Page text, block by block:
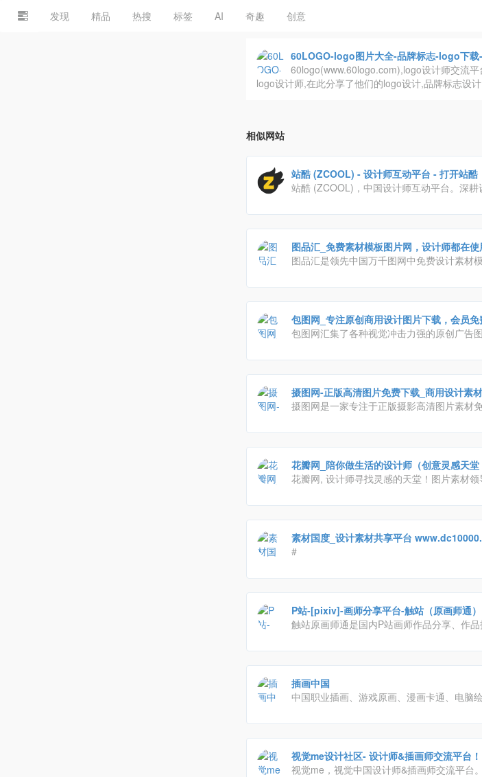
发现 精品 热搜 标签 AI 奇趣 创意
60LOGO-logo图片大全-品牌标志-logo下载
60logo(www.60logo.com),logo设计师交流
logo设计师,在此分享了他们的logo设计,品牌标志设
相似网站
站酷 (ZCOOL) - 设计师互动平台 - 打开站酷
站酷 (ZCOOL)，中国设计师互动平台。深
图品汇_免费素材模板图片网，设计师都在
图品汇是领先中国万千图网中免费设计素材
务于用户，精品原创，作品严格审核，日更
包图网_专注原创商用设计图片下载，会员
包图网汇集了各种视觉冲击力强的原创广告
行业的商用需求，下载高品质正版素材就到
摄图网-正版高清图片免费下载_商用设计素
摄图网是一家专注于正版摄影高清图片素材
供下载。摄图摄影师5000+入驻并进行交流
图片素材和设计灵感!
花瓣网_陪你做生活的设计师（创意灵感天
花瓣网, 设计师寻找灵感的天堂！图片素材
素材国度_设计素材共享平台
#
P站-[pixiv]-画师分享平台-触站（原画师通）
触站原画师通是国内P站画师作品分享、作
绘画等各类画师作品，找画师就上触站！
插画中国
中国职业插画、游戏原画、漫画卡通、电脑
职业插画
视觉me设计社区- 设计师&插画师交流平台！
视觉me，视觉中国设计师&插画师交流平台。